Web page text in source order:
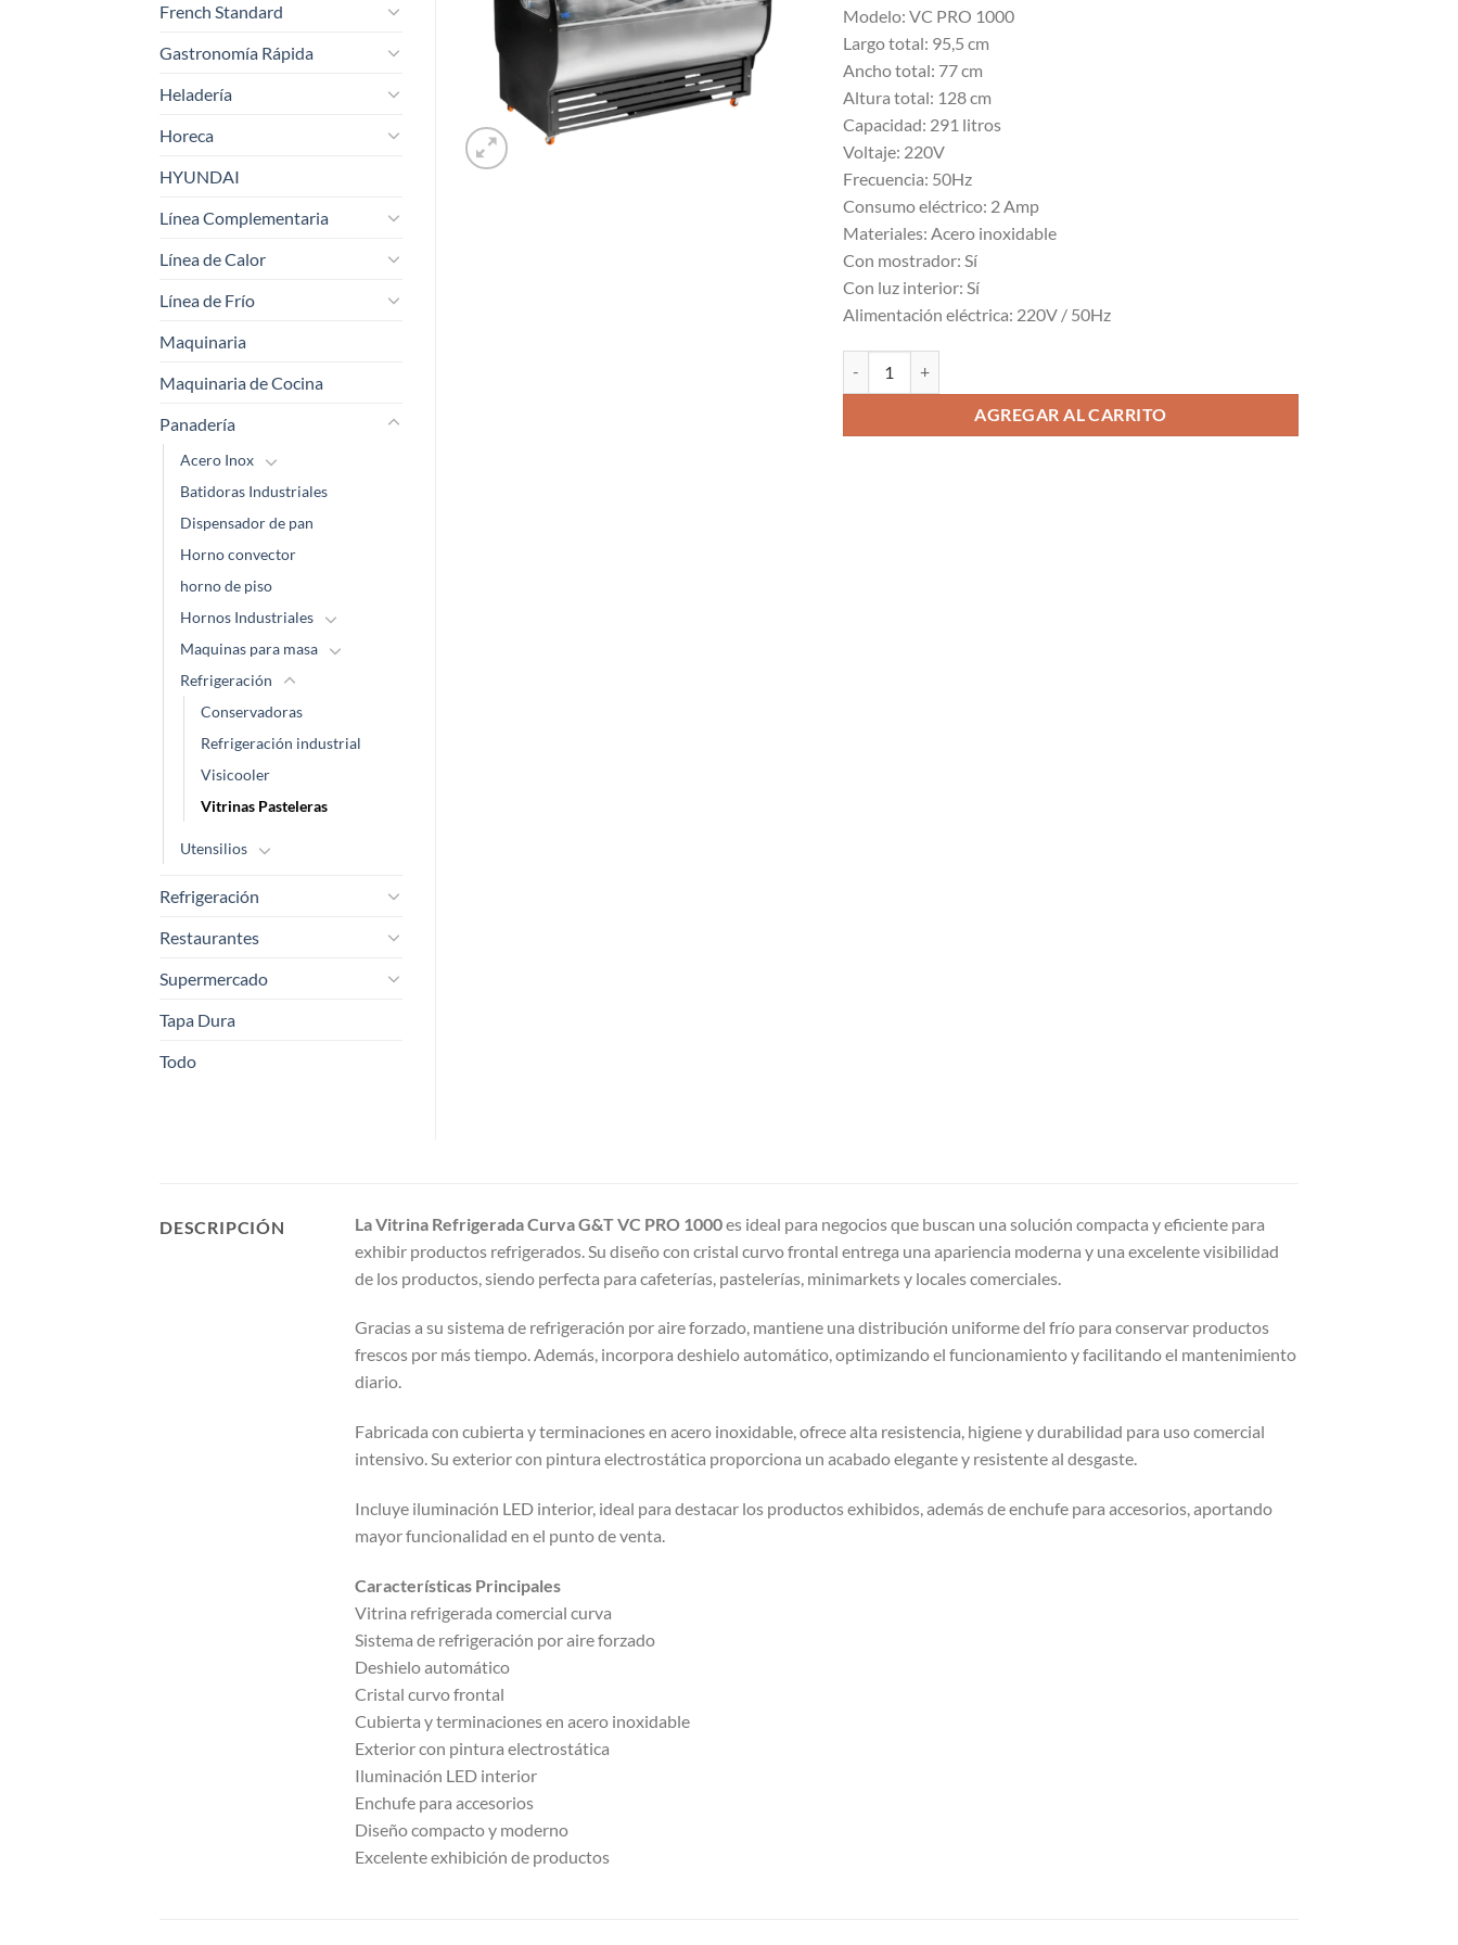
Modelo: VC PRO 1000
Largo total: 95,5 cm
Ancho total: 77 cm
Altura total: 128 cm
Capacidad: 291 litros
Voltaje: 220V
Frecuencia: 50Hz
Consumo eléctrico: 2 Amp
Materiales: Acero inoxidable
Con mostrador: Sí
Con luz interior: Sí
Alimentación eléctrica: 220V / 50Hz
AGREGAR AL CARRITO
French Standard
Gastronomía Rápida
Heladería
Horeca
HYUNDAI
Línea Complementaria
Línea de Calor
Línea de Frío
Maquinaria
Maquinaria de Cocina
Panadería
Acero Inox
Batidoras Industriales
Dispensador de pan
Horno convector
horno de piso
Hornos Industriales
Maquinas para masa
Refrigeración
Conservadoras
Refrigeración industrial
Visicooler
Vitrinas Pasteleras
Utensilios
Refrigeración
Restaurantes
Supermercado
Tapa Dura
Todo
DESCRIPCIÓN La Vitrina Refrigerada Curva G&T VC PRO 1000es ideal para negocios que buscan una solución compacta y eficiente para
exhibir productos refrigerados. Su diseño con cristal curvo frontal entrega una apariencia moderna y una excelente visibilidad
de los productos, siendo perfecta para cafeterías, pastelerías, minimarkets y locales comerciales.
Gracias a su sistema de refrigeración por aire forzado, mantiene una distribución uniforme del frío para conservar productos
frescos por más tiempo. Además, incorpora deshielo automático, optimizando el funcionamiento y facilitando el mantenimiento
diario.
Fabricada con cubierta y terminaciones en acero inoxidable, ofrece alta resistencia, higiene y durabilidad para uso comercial
intensivo. Su exterior con pintura electrostática proporciona un acabado elegante y resistente al desgaste.
Incluye iluminación LED interior, ideal para destacar los productos exhibidos, además de enchufe para accesorios, aportando
mayor funcionalidad en el punto de venta.
Características Principales
Vitrina refrigerada comercial curva
Sistema de refrigeración por aire forzado
Deshielo automático
Cristal curvo frontal
Cubierta y terminaciones en acero inoxidable
Exterior con pintura electrostática
Iluminación LED interior
Enchufe para accesorios
Diseño compacto y moderno
Excelente exhibición de productos